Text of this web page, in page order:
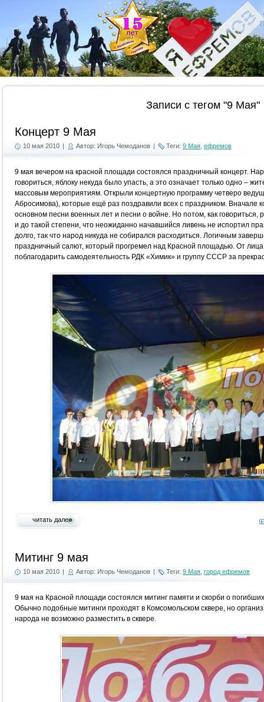
Записи с тегом "9 Мая"
Концерт 9 Мая
10 мая 2010 | Автор: Игорь Чемоданов | Теги: 9 Мая ефремов
9 мая вечером на красной площади состоялся праздничный концерт.
говориться, яблоку некуда было упасть, а это означает только одно –
массовым мероприятиям. Открыли концертную программу четверо
Абросимова), которые ещё раз поздравили всех с праздником. Вначале
основном песни военных лет и песни о войне. Но потом, как говориться,
и до такой степени, что неожиданно начавшийся ливень не испортил
долго, так что народ никуда не собирался расходиться. Логичным
праздничный салют, который прогремел над Красной площадью. От лица
поблагодарить самодеятельность РДК «Химик» и группу СССР за
читать далее
Митинг 9 мая
10 мая 2010 | Автор: Игорь Чемоданов | Теги: 9 Мая город ефремов
9 мая на Красной площади состоялся митинг памяти и скорби о
Обычно подобные митинги проходят в Комсомольском сквере, но
народа не возможно разместить в сквере.